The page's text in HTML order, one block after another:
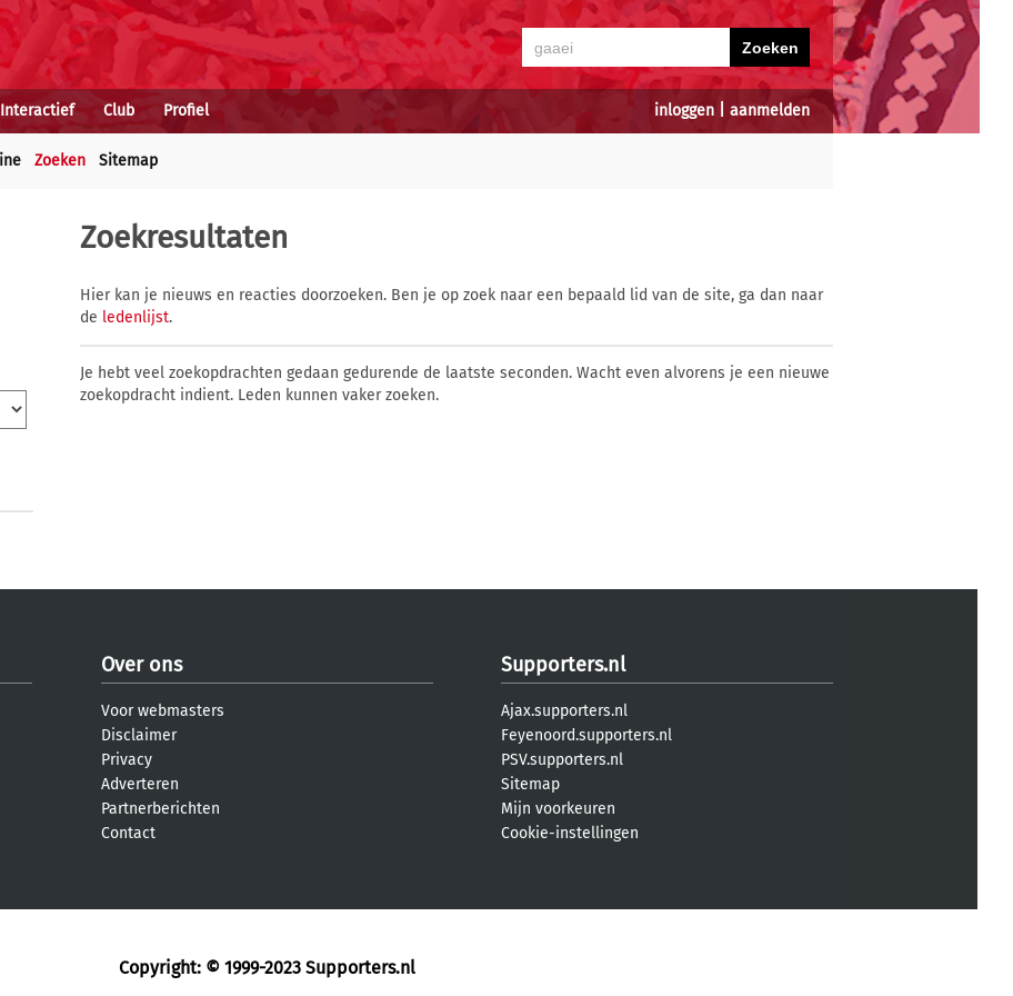
inloggen aanmelden
Interactief Club Profiel
Zoeken Sitemap
Zoekresultaten
Hier kan je nieuws en reacties doorzoeken. Ben je op zoek naar een bepaald lid van de site, ga dan naar
de ledenlijst.
Je hebt veel zoekopdrachten gedaan gedurende de laatste seconden. Wacht even alvorens je een nieuwe
zoekopdracht indient. Leden kunnen vaker zoeken.
Over ons
Voor webmasters
Disclaimer
Privacy
Adverteren
Partnerberichten
Contact
Supporters.nl
Ajax.supporters.nl
Feyenoord.supporters.nl
PSV.supporters.nl
Sitemap
Mijn voorkeuren
Cookie-instellingen
Copyright: © 1999-2023 Supporters.nl